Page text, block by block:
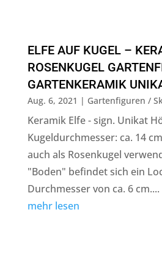
ELFE AUF KUGEL –
ROSENKUGEL
GARTENKERAMIK
Aug. 6, 2021 | Gartenfiguren /
Keramik Elfe - sign. Unikat
Kugeldurchmesser: ca. 14
auch als Rosenkugel
"Boden" befindet sich ein
Durchmesser von ca. 6 cm....
mehr lesen